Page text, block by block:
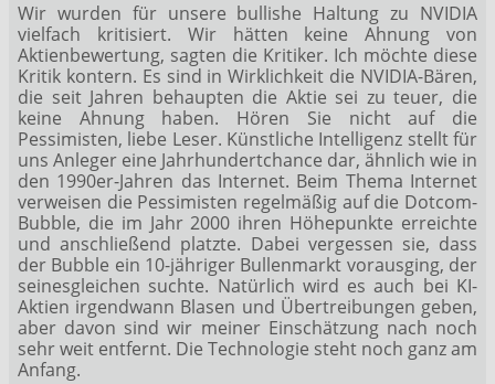
Wir wurden für unsere bullishe Haltung zu NVIDIA
vielfach kritisiert. Wir hätten keine Ahnung von
Aktienbewertung, sagten die Kritiker. Ich möchte diese
Kritik kontern. Es sind in Wirklichkeit die NVIDIA-Bären,
die seit Jahren behaupten die Aktie sei zu teuer, die
keine Ahnung haben. Hören Sie nicht auf die
Pessimisten, liebe Leser. Künstliche Intelligenz stellt für
uns Anleger eine Jahrhundertchance dar, ähnlich wie in
den 1990er-Jahren das Internet. Beim Thema Internet
verweisen die Pessimisten regelmäßig auf die Dotcom-
Bubble, die im Jahr 2000 ihren Höhepunkte erreichte
und anschließend platzte. Dabei vergessen sie, dass
der Bubble ein 10-jähriger Bullenmarkt vorausging, der
seinesgleichen suchte. Natürlich wird es auch bei KI-
Aktien irgendwann Blasen und Übertreibungen geben,
aber davon sind wir meiner Einschätzung nach noch
sehr weit entfernt. Die Technologie steht noch ganz am
Anfang.